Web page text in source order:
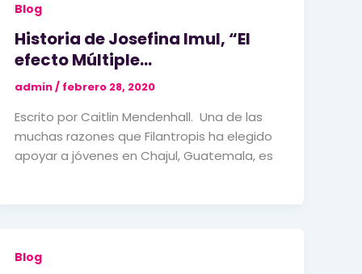
Blog
Historia de Josefina Imul, “El
efecto Múltiple…
admin/ febrero 28, 2020
Escrito por Caitlin Mendenhall. Una de las
muchas razones que Filantropis ha elegido
apoyar a jóvenes en Chajul, Guatemala, es
Blog